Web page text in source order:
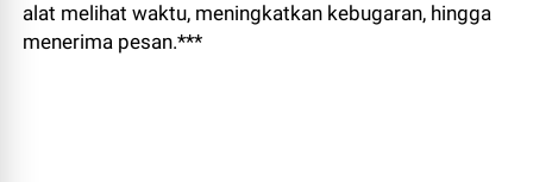
alat melihat waktu, meningkatkan kebugaran, hingga
menerima pesan.***